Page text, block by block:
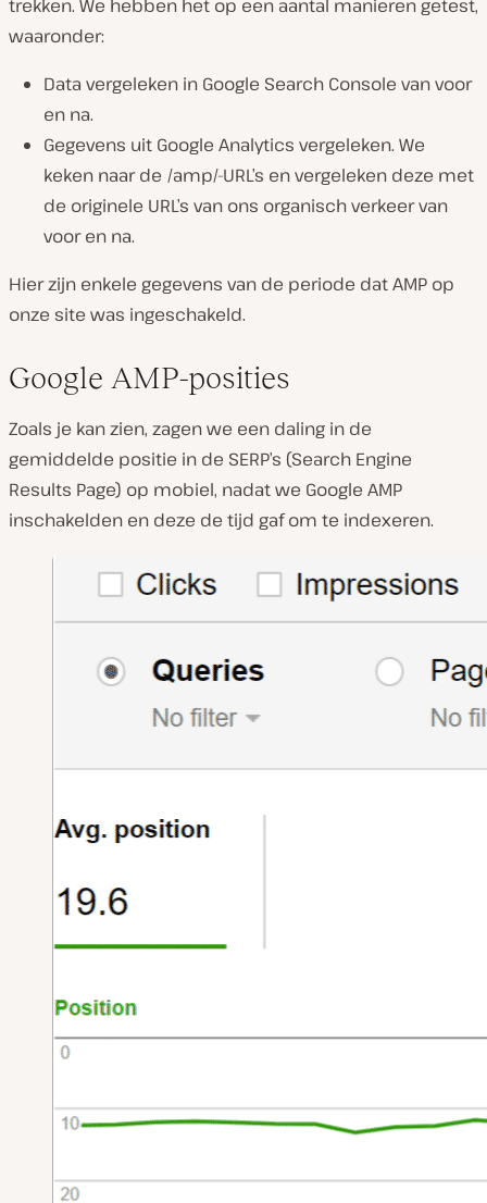
trekken. We hebben het op een aantal manieren getest,
waaronder:
Data vergeleken in Google Search Console van voor
en na.
Gegevens uit Google Analytics vergeleken. We
keken naar de /amp/-URL’s en vergeleken deze met
de originele URL’s van ons organisch verkeer van
voor en na.
Hier zijn enkele gegevens van de periode dat AMP op
onze site was ingeschakeld.
Google AMP-posities
Zoals je kan zien, zagen we een daling in de
gemiddelde positie in de SERP’s (Search Engine
Results Page) op mobiel, nadat we Google AMP
inschakelden en deze de tijd gaf om te indexeren.